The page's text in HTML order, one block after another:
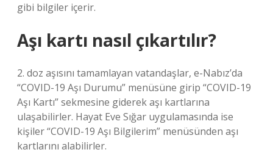
gibi bilgiler içerir.
Aşı kartı nasıl çıkartılır?
2. doz aşısını tamamlayan vatandaşlar, e-Nabız’da
“COVID-19 Aşı Durumu” menüsüne girip “COVID-19
Aşı Kartı” sekmesine giderek aşı kartlarına
ulaşabilirler. Hayat Eve Sığar uygulamasında ise
kişiler “COVID-19 Aşı Bilgilerim” menüsünden aşı
kartlarını alabilirler.